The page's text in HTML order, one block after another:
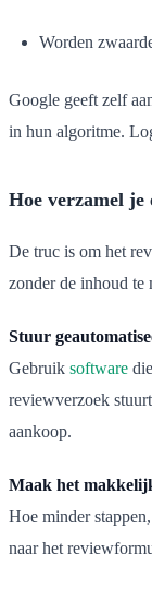
Worden
Google geeft zelf
in hun algoritme.
Hoe verzamel je
De truc is om het
zonder de inhoud te
Stuur
Gebruik software
reviewverzoek
aankoop.
Maak het
Hoe minder
naar het